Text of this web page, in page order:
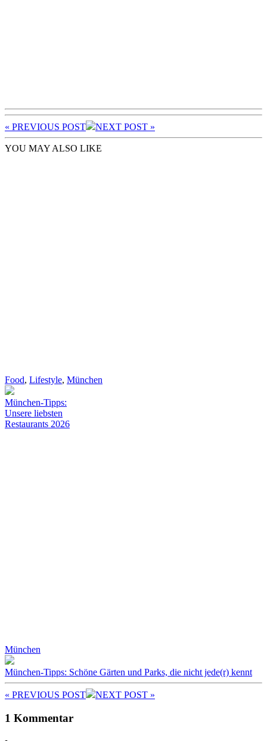
« PREVIOUS POST NEXT POST »
YOU MAY ALSO LIKE
Food, Lifestyle, München
München-Tipps:
Unsere liebsten
Restaurants 2026
München
München-Tipps: Schöne Gärten und Parks, die nicht jede(r) kennt
« PREVIOUS POST NEXT POST »
1 Kommentar